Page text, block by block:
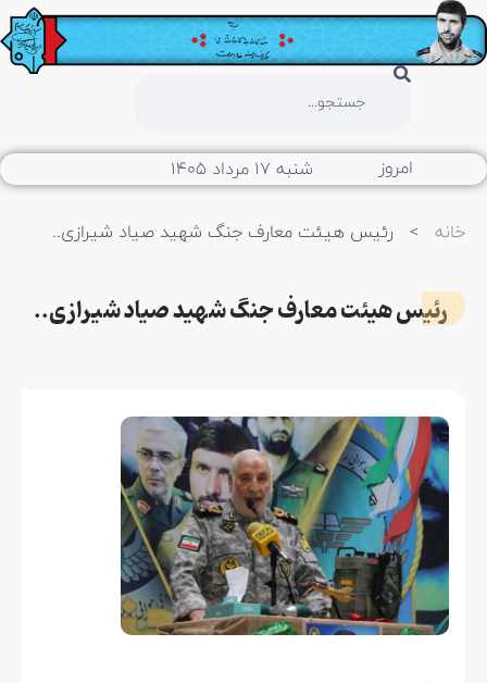
امروز شنبه ۱۷ مرداد ۱۴۰۵
خانه > رئیس هیئت معارف جنگ شهید صیاد شیرازی..
رئیس هیئت معارف جنگ شهید صیاد شیرازی..